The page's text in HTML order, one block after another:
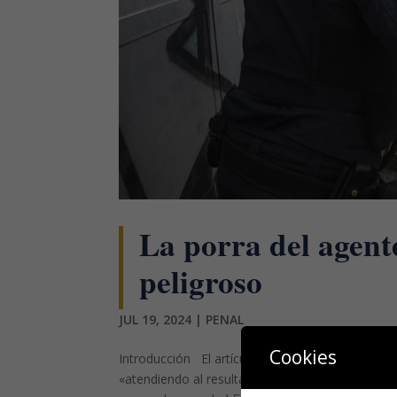
La porra del
peligroso
JUL 19, 2024 | PENAL
Introducción El artículo 148.1 del Código Penal
«atendiendo al resultado causado o riesgo
Cookies